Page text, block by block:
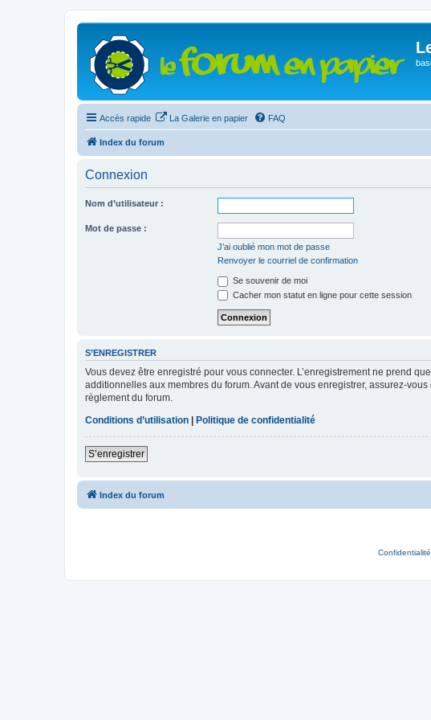
Accès rapide La Galerie en papier FAQ
Index du forum
Connexion
Nom d’utilisateur :
Mot de passe :
J’ai oublié mon mot de passe
Renvoyer le courriel de confirmation
Se souvenir de moi
Cacher mon statut en ligne pour cette session
S’ENREGISTRER
Vous devez être enregistré pour vous connecter. L’enregistrement ne prend
additionnelles aux membres du forum. Avant de vous enregistrer, assurez-
règlement du forum.
Conditions d’utilisation | Politique de confidentialité
S’enregistrer
Index du forum
Confidentialité